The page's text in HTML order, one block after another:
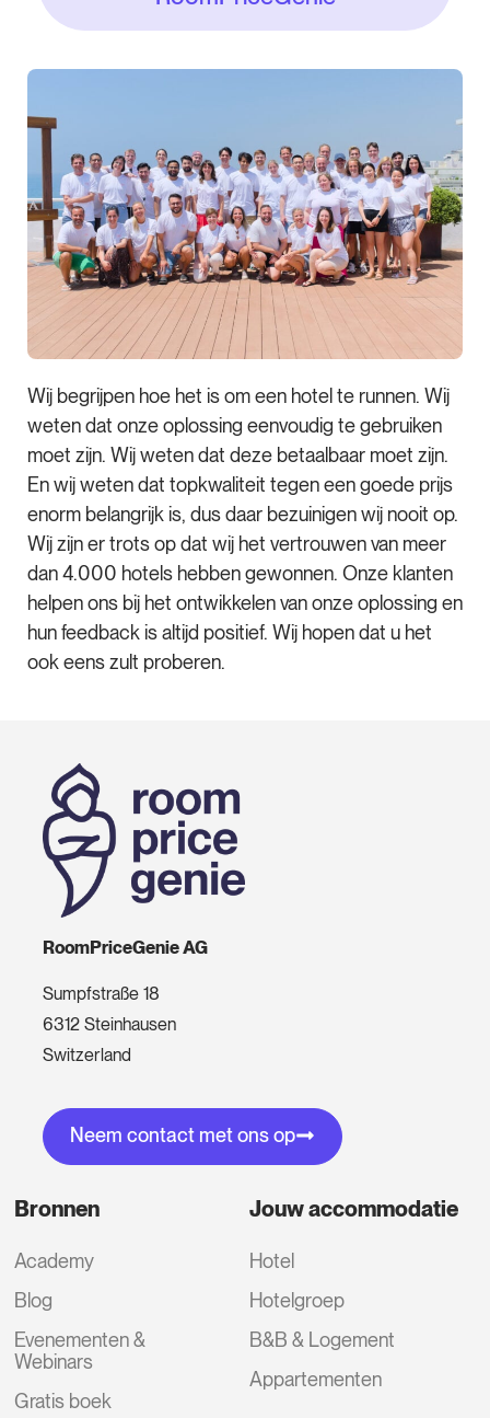
Wij begrijpen hoe het is om een hotel te runnen. Wij
weten dat onze oplossing eenvoudig te gebruiken
moet zijn. Wij weten dat deze betaalbaar moet zijn.
En wij weten dat topkwaliteit tegen een goede prijs
enorm belangrijk is, dus daar bezuinigen wij nooit op.
Wij zijn er trots op dat wij het vertrouwen van meer
dan 4.000 hotels hebben gewonnen. Onze klanten
helpen ons bij het ontwikkelen van onze oplossing en
hun feedback is altijd positief. Wij hopen dat u het
ook eens zult proberen.
RoomPriceGenie AG
Sumpfstraße 18
6312 Steinhausen
Switzerland
Neem contact met ons op
Bronnen
Academy
Blog
Evenementen &
Webinars
Gratis boek
Jouw accommodatie
Hotel
Hotelgroep
B&B & Logement
Appartementen